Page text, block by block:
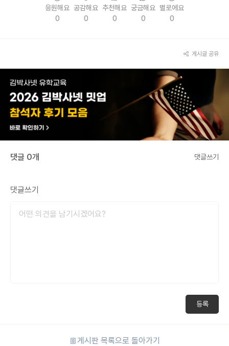
응원해요
0
공감해요
0
추천해요
0
궁금해요
0
별로에요
0
게시글 공유
댓글 0개 댓글쓰기
댓글쓰기
등록
게시판 목록으로 돌아가기